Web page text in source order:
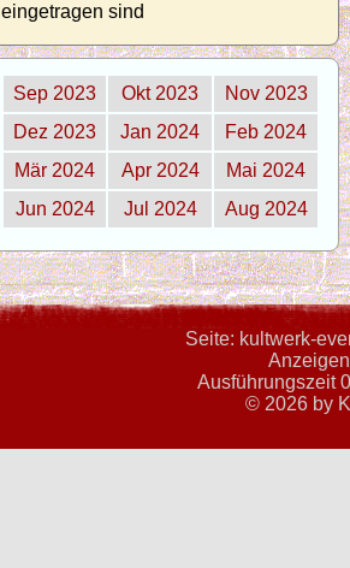
eingetragen sind
Sep 2023 Okt 2023
Nov 2023
Dez 2023
Jan 2024
Feb 2024
Mär 2024
Apr 2024
Mai 2024
Jun 2024
Jul 2024 Aug 2024
Seite: kultwerk-
Ausführungszeit
© 2026 by